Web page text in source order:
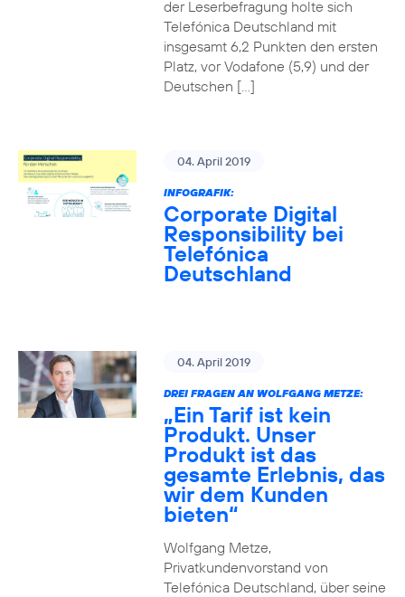
der Leserbefragung holte sich
Telefónica Deutschland mit
insgesamt 6,2 Punkten den ersten
Platz, vor Vodafone (5,9) und der
Deutschen […]
04. April 2019
INFOGRAFIK:
Corporate Digital
Responsibility bei
Telefónica
Deutschland
04. April 2019
DREI FRAGEN AN WOLFGANG METZE:
„Ein Tarif ist kein
Produkt. Unser
Produkt ist das
gesamte Erlebnis, das
wir dem Kunden
bieten“
Wolfgang Metze,
Privatkundenvorstand von
Telefónica Deutschland, über seine